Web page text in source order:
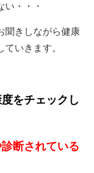
い・・・
聞きしながら健康
いきます。
をチェックし
断されている